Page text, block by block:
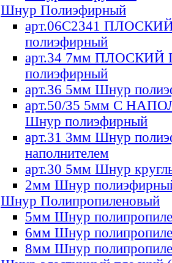
Шнур Полиэфирный
арт.06С2341
полиэфирный
арт.34 7мм ПЛОСКИЙ
полиэфирный
арт.36 5мм Шнур
арт.50/35 5мм С
Шнур полиэфирный
арт.31 3мм Шнур
наполнителем
арт.30 5мм Шнур
2мм Шнур
Шнур Полипропиленовый
5мм Шнур
6мм Шнур
8мм Шнур